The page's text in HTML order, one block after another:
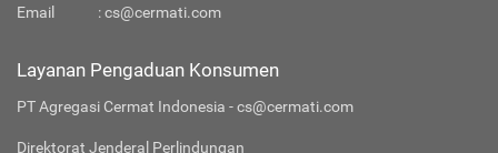
Email
:cs@cermati.com
Layanan Pengaduan Konsumen
PT Agregasi Cermat Indonesia - cs@cermati.com
Direktorat Jenderal Perlindungan